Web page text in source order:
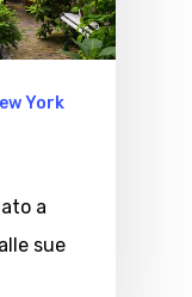
York
a
sue